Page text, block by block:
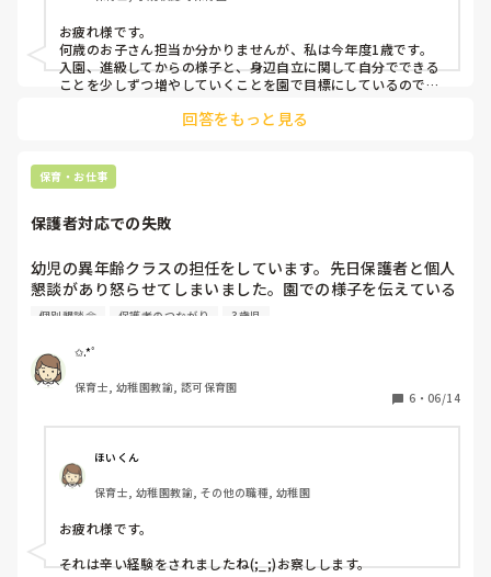
なので個人懇談でこんなこと伝えてます！などのアイディア
やこんな言い方に気をつけています！などの配慮点などあれ
ば教えてください！
お疲れ様です。
何歳のお子さん担当か分かりませんが、私は今年度1歳です。
入園、進級してからの様子と、身辺自立に関して自分でできる
ことを少しずつ増やしていくことを園で目標にしているので、
理解できているかなどを伝えていました。
マイナス面ばかりではなく、こんな事ができている、その子の
と保護者も気持ちが落ちてしまいますので。
回答をもっと見る
保育・お仕事
保護者対応での失敗
幼児の異年齢クラスの担任をしています。先日保護者と個人
懇談があり怒らせてしまいました。園での様子を伝えている
と、マイナスなことを伝えていて、言い方が悪かったです。
もりです。)保護者からも言い方について言われました。終
了後もう1人の担任に「もっと良いことが聞けると思って
た」と個人懇談やり直しを訴えてきています。産前というこ
しまいました。懇談はやり直す予定です。月曜日は言葉足ら
ずで言い方が悪く、不快な思いをさせてしまったことを謝罪
予定です。この仕事を始めて10年以上たってますが、情けな
くて、大反省です。これからはいいことを伝えて、もう一度
信頼関係を気づいていくつもりですが、似た経験された方、
今後どのように接していきましたか？
個別懇談会 保護者のつながり 3歳児
✩.*˚
保育士, 幼稚園教諭, 認可保育園
6 ・ 06/14
ほいくん
保育士, 幼稚園教諭, その他の職種, 幼稚園
お疲れ様です。
それは辛い経験をされましたね(;_;)お察しします。